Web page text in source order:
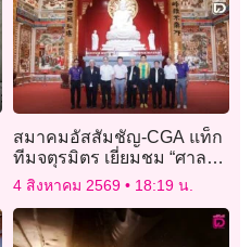
สมาคมอัสสัมชัญ-CGA แท็ก
ทีมจตุรมิตร เยี่ยมชม “ศาล
เจ้าไต้ฮงกง หยกขาว” มูลนิธิ
4 สิงหาคม 2569 18:19 น.